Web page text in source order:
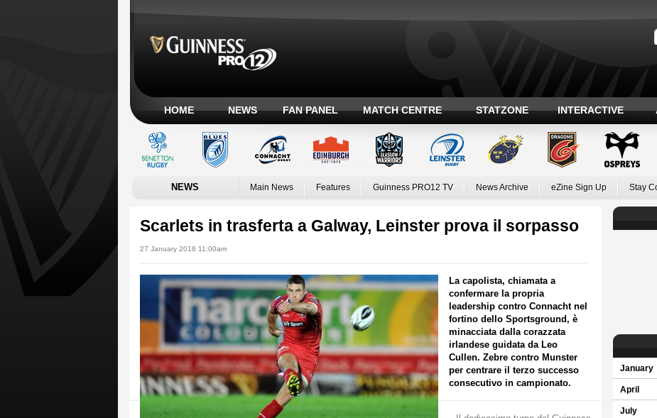
HOME NEWS FAN PANEL MATCH CENTRE STATZONE INTERACTIVE
NEWS Main News Features Guinness PRO12 TV News Archive eZine Sign Up Stay
Scarlets in trasferta a Galway, Leinster prova il sorpasso
27 January 2016 11:00am
La capolista, chiamata a
confermare la propria
leadership contro Connacht nel
fortino dello Sportsground, è
minacciata dalla corazzata
irlandese guidata da Leo
Cullen. Zebre contro Munster
per centrare il terzo successo
consecutivo in campionato.
January
April
July